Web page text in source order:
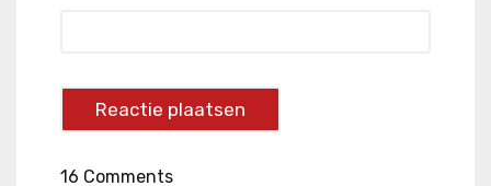
16 Comments